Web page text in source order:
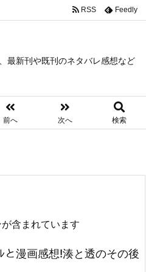
最新刊や既刊のネタバレ感想など
前へ 次へ 検索
RSS Feedly
含まれています
と漫画感想!湊と透のその後